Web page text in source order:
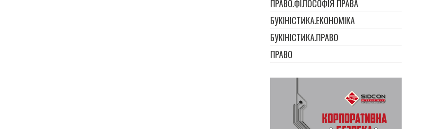
ПРАВО.ФІЛОСОФІЯ ПРАВА
БУКІНІСТИКА.ЕКОНОМІКА
БУКІНІСТИКА.ПРАВО
ПРАВО